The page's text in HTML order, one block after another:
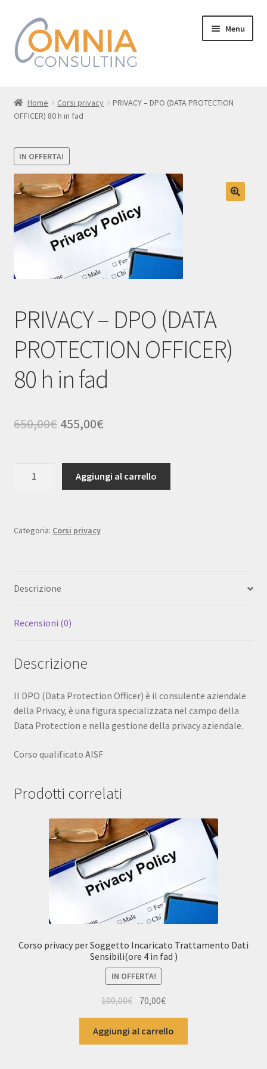
alla
navigazione
al
contenuto
Menu
I nostri Corsi
Chi siamo
Dove siamo
Contatti
Il mio account
Carrello
Home Corsi privacy
PRIVACY – DPO (DATA PROTECTION
OFFICER) 80 h in fad
IN OFFERTA!
PRIVACY – DPO (DATA
PROTECTION OFFICER)
80 h in fad
650,00€ Il
originale
era:
455,00€Il
attuale
è:
PROTECTION
in
quantità
Aggiungi al carrello
Categoria: Corsi privacy
Descrizione
Recensioni (0)
Descrizione
Il DPO (Data Protection Officer) è il consulente aziendale
della Privacy, è una figura specializzata nel campo della
Data Protection e nella gestione della privacy aziendale.
Corso qualificato AISF
Prodotti correlati
Corso privacy per Soggetto Incaricato Trattamento Dati
Sensibili(ore 4 in fad )
IN OFFERTA!
100,00€
prezzo
originale
era:
70,00€Il
prezzo
attuale
è:
Aggiungi al carrello